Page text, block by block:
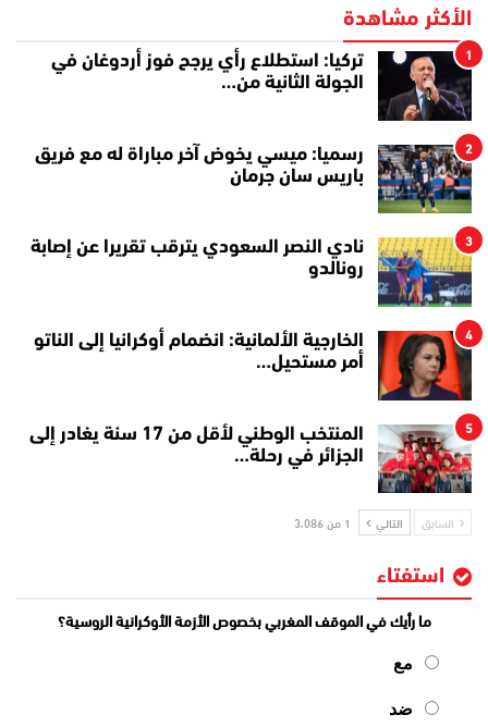
الأكثر مشاهدة
1
تركيا: استطلاع رأي يرجح فوز أردوغان في
الجولة الثانية من…
2
رسميا: ميسي يخوض آخر مباراة له مع فريق
باريس سان جرمان
3
نادي النصر السعودي يترقب تقريرا عن إصابة
رونالدو
4
الخارجية الألمانية: انضمام أوكرانيا إلى الناتو
أمر مستحيل…
5
المنتخب الوطني لأقل من 17 سنة يغادر إلى
الجزائر في رحلة…
السابق التالي 1 من 3٬086
استفتاء
ما رأيك في الموقف المغربي بخصوص الأزمة الأوكرانية الروسية؟
مع
ضد